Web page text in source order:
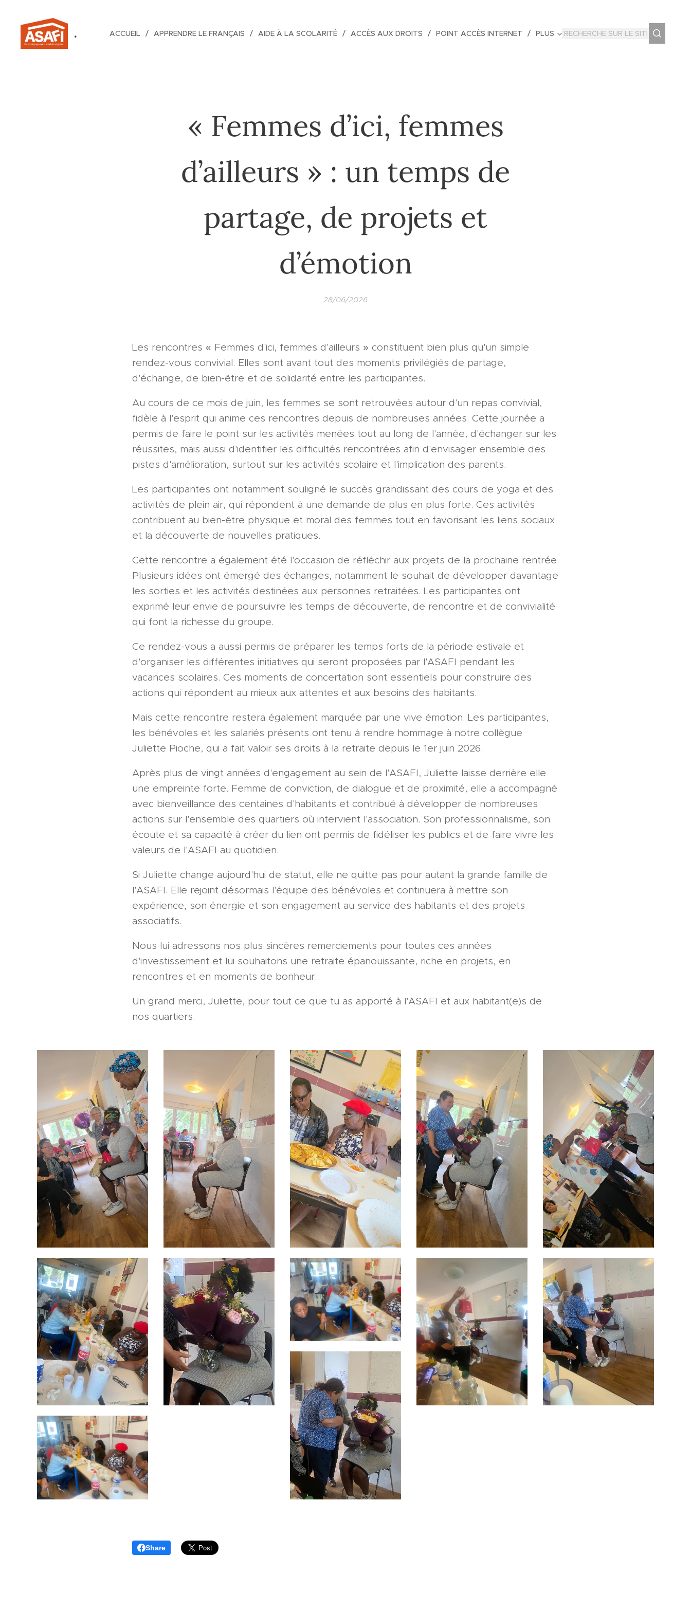
. ACCUEIL APPRENDRE LE FRANÇAIS AIDE À LA SCOLARITÉ ACCÈS AUX DROITS POINT ACCÈS INTERNET PLUS
« Femmes d’ici, femmes
d’ailleurs » : un temps de
partage, de projets et
d’émotion
28/06/2026
Les rencontres « Femmes d'ici, femmes d'ailleurs » constituent bien plus qu'un simple
rendez-vous convivial. Elles sont avant tout des moments privilégiés de partage,
d'échange, de bien-être et de solidarité entre les participantes.
Au cours de ce mois de juin, les femmes se sont retrouvées autour d'un repas convivial,
fidèle à l'esprit qui anime ces rencontres depuis de nombreuses années. Cette journée a
permis de faire le point sur les activités menées tout au long de l'année, d'échanger sur les
réussites, mais aussi d'identifier les difficultés rencontrées afin d'envisager ensemble des
pistes d'amélioration, surtout sur les activités scolaire et l'implication des parents.
Les participantes ont notamment souligné le succès grandissant des cours de yoga et des
activités de plein air, qui répondent à une demande de plus en plus forte. Ces activités
contribuent au bien-être physique et moral des femmes tout en favorisant les liens sociaux
et la découverte de nouvelles pratiques.
Cette rencontre a également été l'occasion de réfléchir aux projets de la prochaine rentrée.
Plusieurs idées ont émergé des échanges, notamment le souhait de développer davantage
les sorties et les activités destinées aux personnes retraitées. Les participantes ont
exprimé leur envie de poursuivre les temps de découverte, de rencontre et de convivialité
qui font la richesse du groupe.
Ce rendez-vous a aussi permis de préparer les temps forts de la période estivale et
d'organiser les différentes initiatives qui seront proposées par l'ASAFI pendant les
vacances scolaires. Ces moments de concertation sont essentiels pour construire des
actions qui répondent au mieux aux attentes et aux besoins des habitants.
Mais cette rencontre restera également marquée par une vive émotion. Les participantes,
les bénévoles et les salariés présents ont tenu à rendre hommage à notre collègue
Juliette Pioche, qui a fait valoir ses droits à la retraite depuis le 1er juin 2026.
Après plus de vingt années d'engagement au sein de l'ASAFI, Juliette laisse derrière elle
une empreinte forte. Femme de conviction, de dialogue et de proximité, elle a accompagné
avec bienveillance des centaines d'habitants et contribué à développer de nombreuses
actions sur l'ensemble des quartiers où intervient l'association. Son professionnalisme, son
écoute et sa capacité à créer du lien ont permis de fidéliser les publics et de faire vivre les
valeurs de l'ASAFI au quotidien.
Si Juliette change aujourd'hui de statut, elle ne quitte pas pour autant la grande famille de
l'ASAFI. Elle rejoint désormais l'équipe des bénévoles et continuera à mettre son
expérience, son énergie et son engagement au service des habitants et des projets
associatifs.
Nous lui adressons nos plus sincères remerciements pour toutes ces années
d'investissement et lui souhaitons une retraite épanouissante, riche en projets, en
rencontres et en moments de bonheur.
Un grand merci, Juliette, pour tout ce que tu as apporté à l'ASAFI et aux habitant(e)s de
nos quartiers.
Share